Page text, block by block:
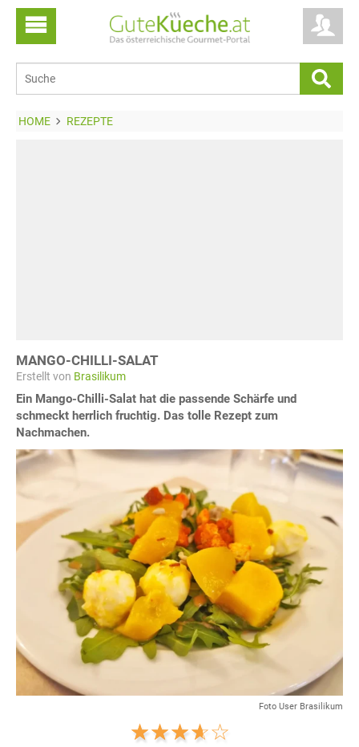
HOME REZEPTE
MANGO-CHILLI-SALAT
Erstellt von Brasilikum
Ein Mango-Chilli-Salat hat die passende Schärfe und
schmeckt herrlich fruchtig. Das tolle Rezept zum
Nachmachen.
Foto User Brasilikum